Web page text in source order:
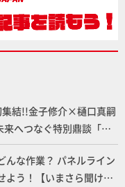
結!!金子修介×樋口真嗣
へつなぐ特別鼎談「ガ
FINAL」
んな作業？ パネルライン
よう！【いまさら聞けな